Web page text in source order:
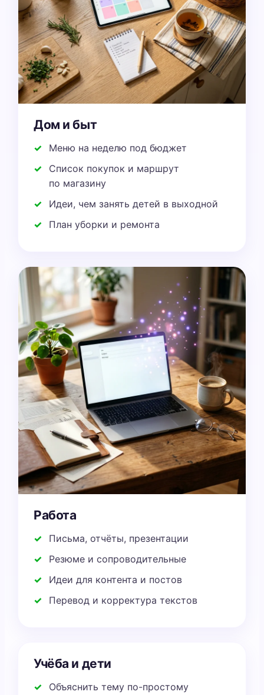
Дом и быт
Меню на неделю под бюджет
Список покупок и маршрут
по магазину
Идеи, чем занять детей в выходной
План уборки и ремонта
Работа
Письма, отчёты, презентации
Резюме и сопроводительные
Идеи для контента и постов
Перевод и корректура текстов
Учёба и дети
Объяснить тему по-простому